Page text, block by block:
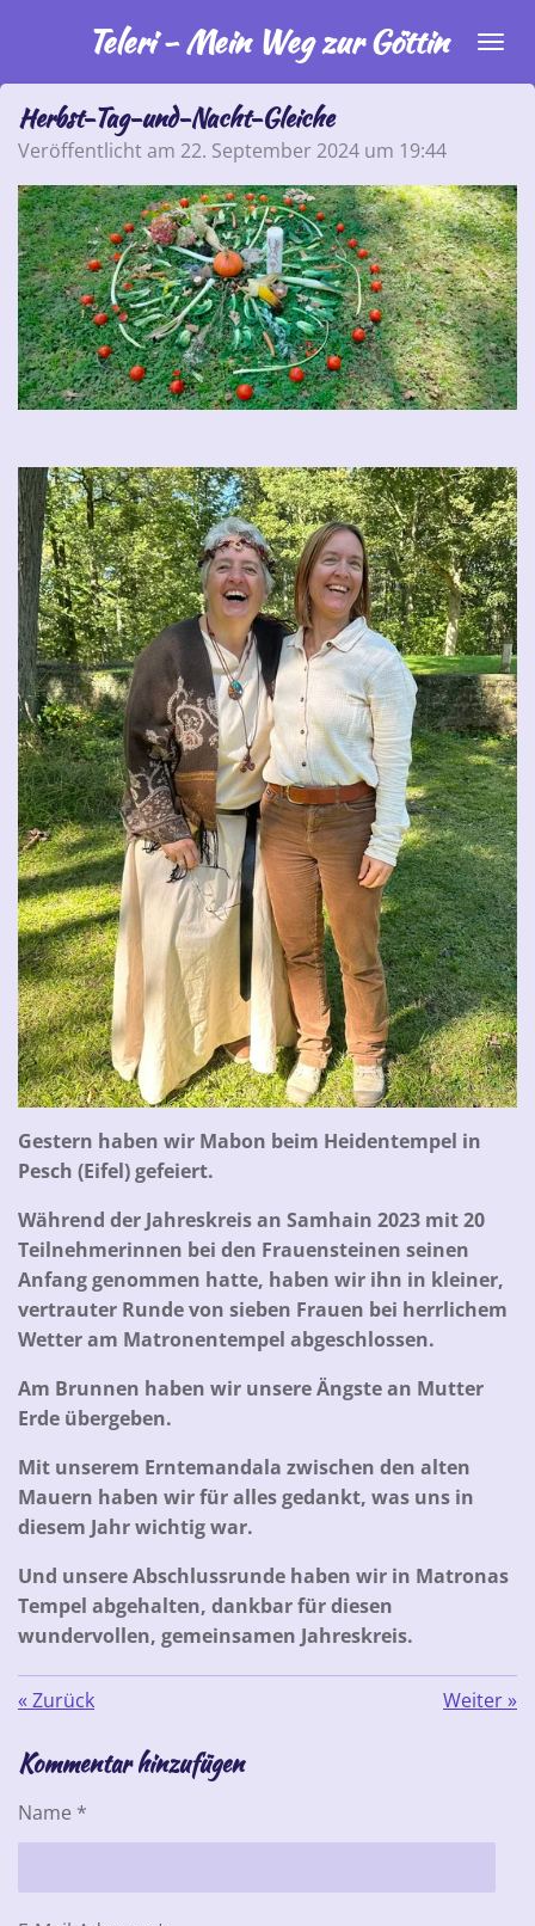
Hauptinhalt
springen
Teleri - Mein Weg zur Göttin
Herbst-Tag-und-Nacht-Gleiche
Veröffentlicht am 22. September 2024 um 19:44
Gestern haben wir Mabon beim Heidentempel in
Pesch (Eifel) gefeiert.
Während der Jahreskreis an Samhain 2023 mit 20
Teilnehmerinnen bei den Frauensteinen seinen
Anfang genommen hatte, haben wir ihn in kleiner,
vertrauter Runde von sieben Frauen bei herrlichem
Wetter am Matronentempel abgeschlossen.
Am Brunnen haben wir unsere Ängste an Mutter
Erde übergeben.
Mit unserem Erntemandala zwischen den alten
Mauern haben wir für alles gedankt, was uns in
diesem Jahr wichtig war.
Und unsere Abschlussrunde haben wir in Matronas
Tempel abgehalten, dankbar für diesen
wundervollen, gemeinsamen Jahreskreis.
« Zurück Weiter»
Kommentar hinzufügen
Name *